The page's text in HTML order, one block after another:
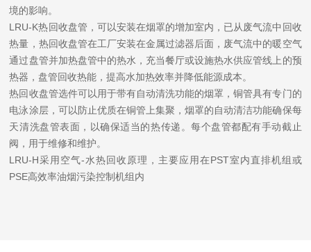
境的影响。
LRU-K热回收盘管，可以安装在烟罩的增加室内，已从废气流中回收
热量，热回收盘管在工厂安装在金属过滤器后面，废气流中的暖空气
通过盘管并加热盘管中的热水，充当餐厅或设施热水供应管线上的预
热器，盘管回收热能，提高水加热效率并降低能源成本。
热回收盘管选件可以用于带有自动清洗功能的烟罩，铜管具有专门的
电泳涂层，可以防止优质在铜管上集聚，烟罩的自动清洁功能确保每
天清洗盘管表面，以确保适当的热传递。每个盘管都配有手动截止
阀，用于维修和维护。
LRU-H采用空气-水热回收原理，主要应用在PST室内直排机组或
PSE高效率油烟污染控制机组内